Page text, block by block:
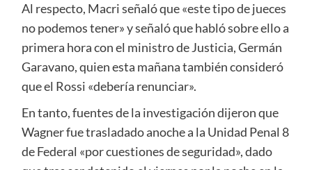
Al respecto, Macri señaló que «este tipo de jueces
no podemos tener» y señaló que habló sobre ello a
primera hora con el ministro de Justicia, Germán
Garavano, quien esta mañana también consideró
que el Rossi «debería renunciar».
En tanto, fuentes de la investigación dijeron que
Wagner fue trasladado anoche a la Unidad Penal 8
de Federal «por cuestiones de seguridad», dado